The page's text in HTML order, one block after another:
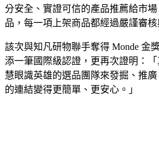
分安全、實證可信的產品推薦給市
品，每一項上架商品都經過嚴謹審核
該次與知凡研物聯手奪得 Monde 金
添一筆國際級認證，更再次證明：
慧眼識英雄的選品團隊來發掘、推
的連結變得更簡單、更安心。」